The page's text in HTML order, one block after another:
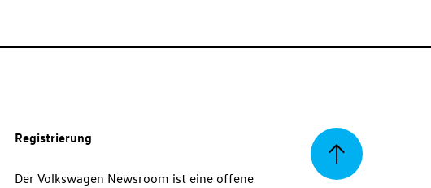
Zurück
Registrierung
Der Volkswagen Newsroom ist eine offene